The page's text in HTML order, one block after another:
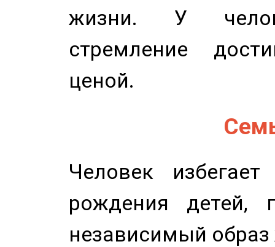
жизни. У
стремление
ценой.
Человек
рождения детей,
независимый